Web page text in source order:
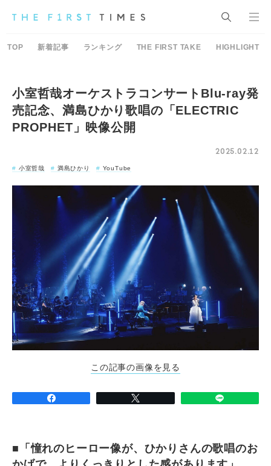
TOP 新着記事 ランキング THE FIRST TAKE HIGHLIGHT
小室哲哉オーケストラコンサートBlu-ray発
売記念、満島ひかり歌唱の「ELECTRIC
PROPHET」映像公開
2025.02.12
小室哲哉 満島ひかり YouTube
この記事の画像を見る
■「憧れのヒーロー像が、ひかりさんの歌唱のお